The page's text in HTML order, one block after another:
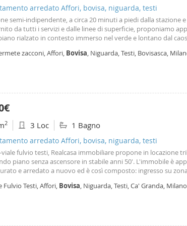
arredato Affori, bovisa, niguarda, testi
semi-indipendente, a circa 20 minuti a piedi dalla stazione
da tutti i servizi e dalle linee di superficie, proponiamo
rialzato in contesto immerso nel verde e lontano dal
bagno finestrato con doccia e due camere da letto.
Frutto di una recente ristrutturazione, è disponibile da
di deposito cauzionale, costi di luce, gas e acqua a parte.
zacconi, Affori, Bovisa, Niguarda, Testi, Bovisasca,
2 3 Loc 1 Bagno
arredato Affori, bovisa, niguarda, testi
fulvio testi, Realcasa immobiliare propone in locazione
piano senza ascensore in stabile anni 50'. L'immobile è
e arredato a nuovo ed è così composto: ingresso su
con il balcone (con letto a contenitore ad una piazza e
condominio di soli sei appartamenti, con ingresso dal cortile
Fulvio Testi, Affori, Bovisa, Niguarda, Testi, Ca' Granda, Milano